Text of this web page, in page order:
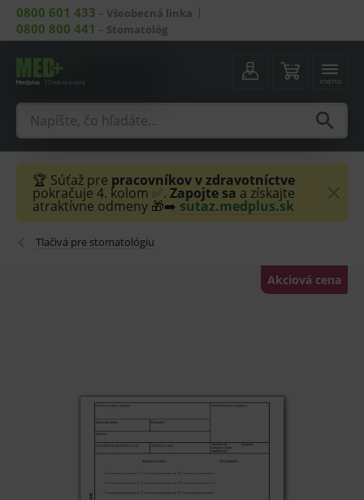
0800 601 433 – Všeobecná linka
0800 800 441 – Stomatológ
menu
🏆 Súťaž pre pracovníkov v zdravotníctve
pokračuje 4. kolom ✅. Zapojte sa a získajte
atraktívne odmeny 🎁➡️ sutaz.medplus.sk
Tlačivá pre stomatológiu
Akciová cena